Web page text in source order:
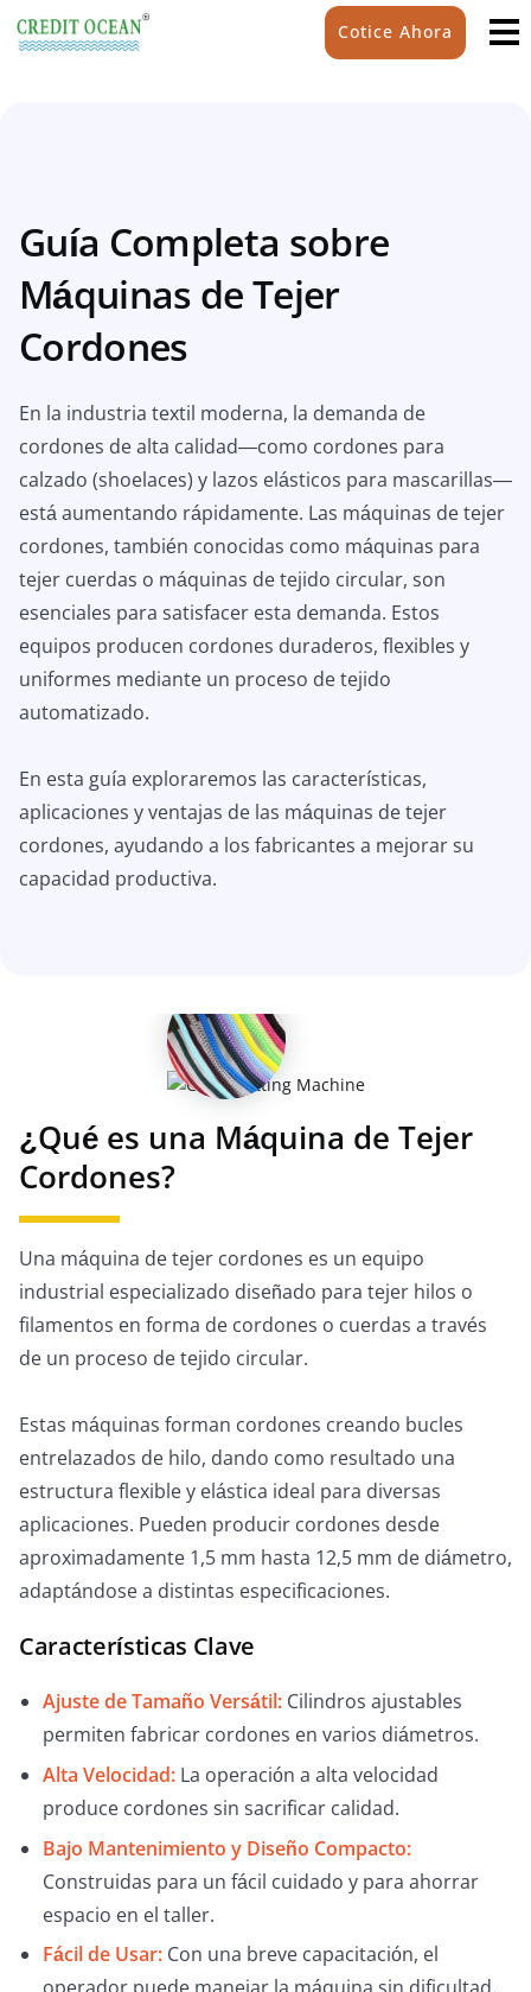
Cotice Ahora
Guía Completa sobre
Máquinas de Tejer
Cordones
En la industria textil moderna, la demanda de
cordones de alta calidad—como cordones para
calzado (shoelaces) y lazos elásticos para mascarillas—
está aumentando rápidamente. Las máquinas de tejer
cordones, también conocidas como máquinas para
tejer cuerdas o máquinas de tejido circular, son
esenciales para satisfacer esta demanda. Estos
equipos producen cordones duraderos, flexibles y
uniformes mediante un proceso de tejido
automatizado.
En esta guía exploraremos las características,
aplicaciones y ventajas de las máquinas de tejer
cordones, ayudando a los fabricantes a mejorar su
capacidad productiva.
¿Qué es una Máquina de Tejer
Cordones?
Una máquina de tejer cordones es un equipo
industrial especializado diseñado para tejer hilos o
filamentos en forma de cordones o cuerdas a través
de un proceso de tejido circular.
Estas máquinas forman cordones creando bucles
entrelazados de hilo, dando como resultado una
estructura flexible y elástica ideal para diversas
aplicaciones. Pueden producir cordones desde
aproximadamente 1,5 mm hasta 12,5 mm de diámetro,
adaptándose a distintas especificaciones.
Características Clave
Ajuste de Tamaño Versátil: Cilindros ajustables
permiten fabricar cordones en varios diámetros.
Alta Velocidad: La operación a alta velocidad
produce cordones sin sacrificar calidad.
Bajo Mantenimiento y Diseño Compacto:
Construidas para un fácil cuidado y para ahorrar
espacio en el taller.
Fácil de Usar: Con una breve capacitación, el